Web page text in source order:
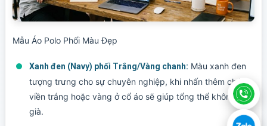
Mẫu Áo Polo Phối Màu Đẹp
Xanh đen (Navy) phối Trắng/Vàng chanh: Màu xanh đen
tượng trưng cho sự chuyên nghiệp, khi nhấn thêm chút
viền trắng hoặc vàng ở cổ áo sẽ giúp tổng thể không bị
già.